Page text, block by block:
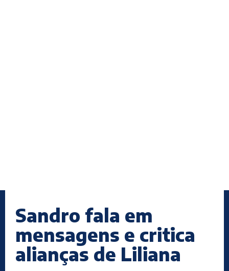
Sandro fala em
mensagens e critica
alianças de Liliana